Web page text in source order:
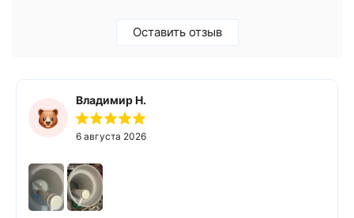
Оставить отзыв
Владимир Н.
6 августа 2026